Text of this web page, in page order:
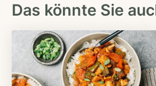
Das könnte Sie